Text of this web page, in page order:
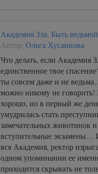
Академия Зла. Быть ведьмой
Автор: Ольга Хусаинова
Что делать, если Академия
единственное твое
ты совсем даже и не
можно никому не
хорошо, но в первый же
умудрилась стать
замечательных животинок
вступительные экзамены…
вся Академия, ректор
одном упоминании ее
приходится скрывать не